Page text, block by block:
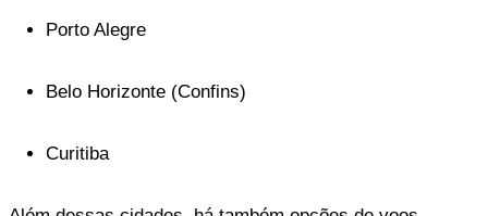
Porto Alegre
Belo Horizonte (Confins)
Curitiba